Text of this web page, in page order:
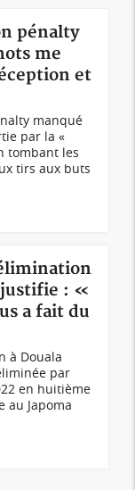
pénalty
me
et
manqué
par la «
tombant les
tirs aux buts
justifie : «
a fait du
à Douala
par
en huitième
au Japoma